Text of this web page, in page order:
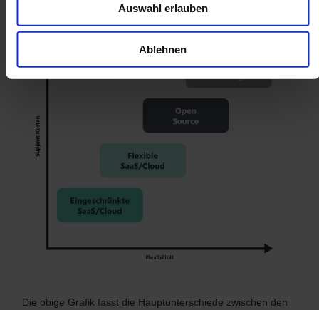
Auswahl erlauben
Ablehnen
Die obige Grafik fasst die Hauptunterschiede zwischen den